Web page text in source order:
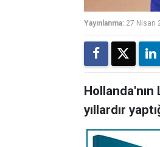
Yayınlanma: 27 Nisan
yıllardır